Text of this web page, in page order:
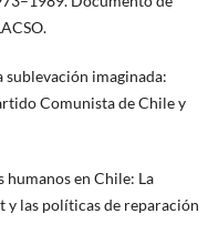
sublevación imaginada:
Comunista de Chile y
humanos en Chile: La
las políticas de reparación